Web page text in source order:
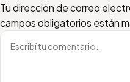
Tu dirección de correo
campos obligatorios están
Escribí tu comentario
Nombre
Email